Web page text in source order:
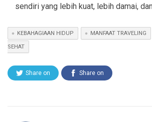
sendiri yang lebih kuat, lebih damai,
KEBAHAGIAAN HIDUP MANFAAT TRAVELING
SEHAT
Share on Share on